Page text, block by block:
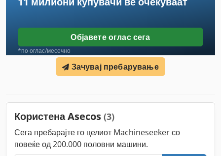
Објавете оглас сега
*по оглас/месечно
Зачувај пребарување
Користена Asecos (3)
Сега пребарајте го целиот Machineseeker со
повеќе од 200.000 половни машини.